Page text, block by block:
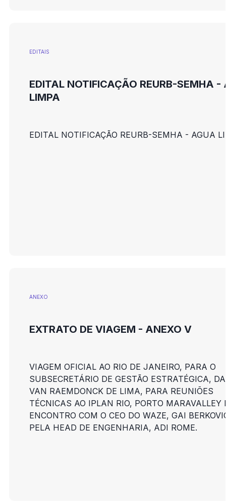
EDITAIS
EDITAL NOTIFICAÇÃO REURB-SEMHA -
LIMPA
EDITAL NOTIFICAÇÃO REURB-SEMHA - AGUA
ANEXO
EXTRATO DE VIAGEM - ANEXO V
VIAGEM OFICIAL AO RIO DE JANEIRO, PARA O
SUBSECRETÁRIO DE GESTÃO ESTRATÉGICA,
VAN RAEMDONCK DE LIMA, PARA REUNIÕES
TÉCNICAS AO IPLAN RIO, PORTO MARAVALLEY
ENCONTRO COM O CEO DO WAZE, GAI
PELA HEAD DE ENGENHARIA, ADI ROME.